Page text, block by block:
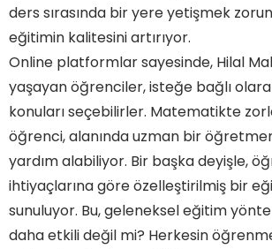
ders sırasında bir yere yetişmek
eğitimin kalitesini artırıyor.
Online platformlar sayesinde, Hilal
yaşayan öğrenciler, isteğe bağlı
konuları seçebilirler. Matematikte
öğrenci, alanında uzman bir
yardım alabiliyor. Bir başka deyişle,
ihtiyaçlarına göre özelleştirilmiş bir
sunuluyor. Bu, geleneksel eğitim
daha etkili değil mi? Herkesin